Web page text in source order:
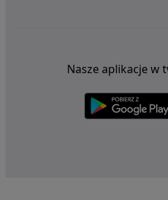
Nasze aplikacje w